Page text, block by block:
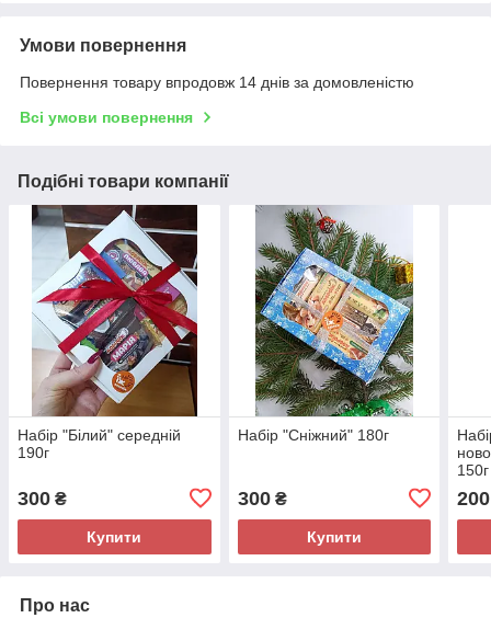
Умови повернення
Повернення товару впродовж 14 днів за домовленістю
Всі умови повернення
Подібні товари компанії
Набір "Білий" середній
190г
300 ₴
Купити
Набір "Сніжний" 180г
300₴
Купити
150г
200
Про нас